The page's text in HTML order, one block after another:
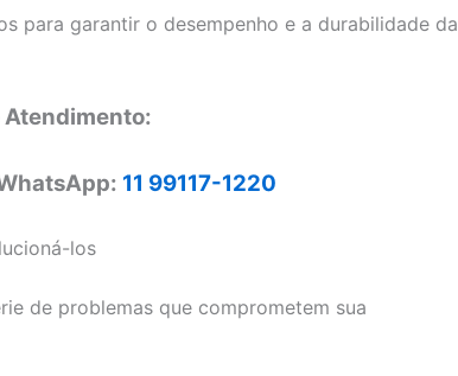
para garantir o desempenho e a durabilidade da
Atendimento:
11 99117-1220
los
de problemas que comprometem sua